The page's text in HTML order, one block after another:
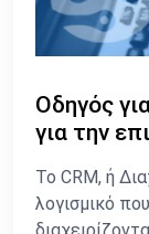
Οδηγός
για την
Το CRM, ή
λογισμικό